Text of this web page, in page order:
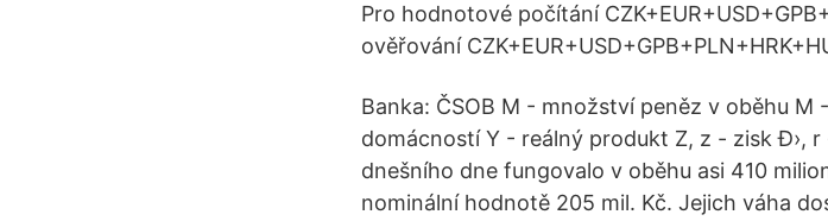
Pro hodnotové počítání
ověřování
Banka: ČSOB M - množství peněz v oběhu
domácností Y - reálný produkt Z, z - zisk Đ›,
dnešního dne fungovalo v oběhu asi 410
nominální hodnotě 205 mil. Kč. Jejich váha